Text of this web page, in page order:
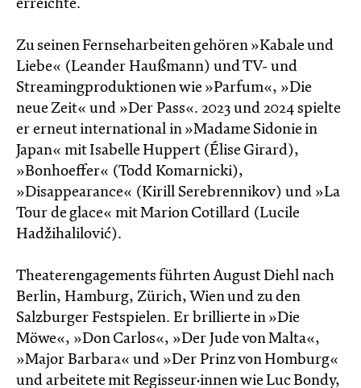
erreichte.
Zu seinen Fernseharbeiten gehören »Kabale und
Liebe« (Leander Haußmann) und TV- und
Streamingproduktionen wie »Parfum«, »Die
neue Zeit« und »Der Pass«. 2023 und 2024 spielte
er erneut international in »Madame Sidonie in
Japan« mit Isabelle Huppert (Élise Girard),
»Bonhoeffer« (Todd Komarnicki),
»Disappearance« (Kirill Serebrennikov) und »La
Tour de glace« mit Marion Cotillard (Lucile
Hadžihalilović).
Theaterengagements führten August Diehl nach
Berlin, Hamburg, Zürich, Wien und zu den
Salzburger Festspielen. Er brillierte in »Die
Möwe«, »Don Carlos«, »Der Jude von Malta«,
»Major Barbara« und »Der Prinz von Homburg«
und arbeitete mit Regisseur·innen wie Luc Bondy,